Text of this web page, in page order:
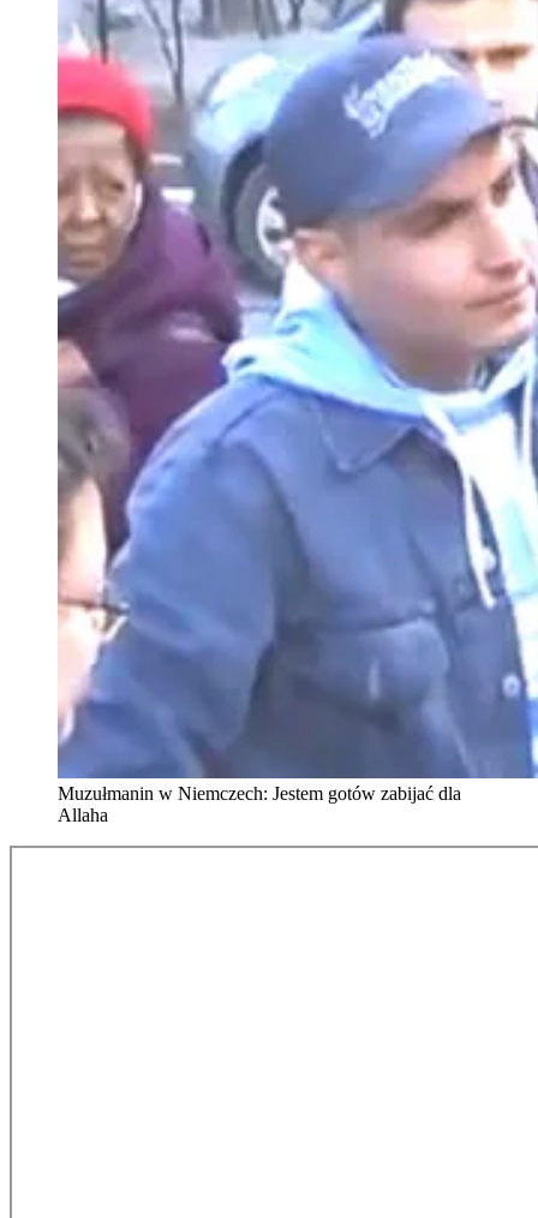
Muzułmanin w Niemczech: Jestem gotów zabijać dla
Allaha